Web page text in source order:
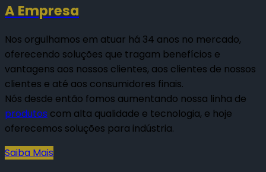
A Empresa
Nos orgulhamos em atuar há 34 anos no mercado,
oferecendo soluções que tragam benefícios e
vantagens aos nossos clientes, aos clientes de nossos
clientes e até aos consumidores finais.
Nós desde então fomos aumentando nossa linha de
produtos com alta qualidade e tecnologia, e hoje
oferecemos soluções para indústria.
Saiba Mais